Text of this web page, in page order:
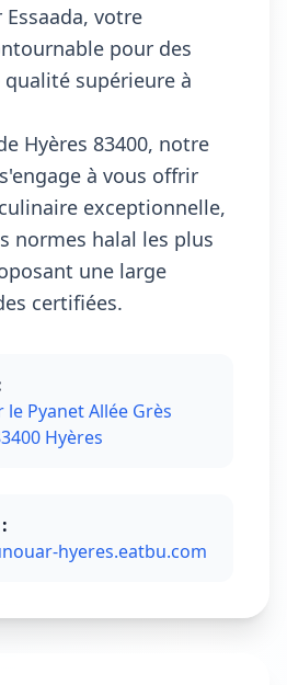
votre
pour des
supérieure à
Hyères 83400, notre
à vous offrir
exceptionnelle,
normes halal les plus
une large
certifiées.
Pyanet Allée Grès
Hyères
hyeres.eatbu.com